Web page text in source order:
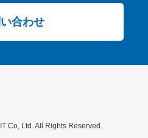
合わせ
Co, Ltd. All Rights Reserved.